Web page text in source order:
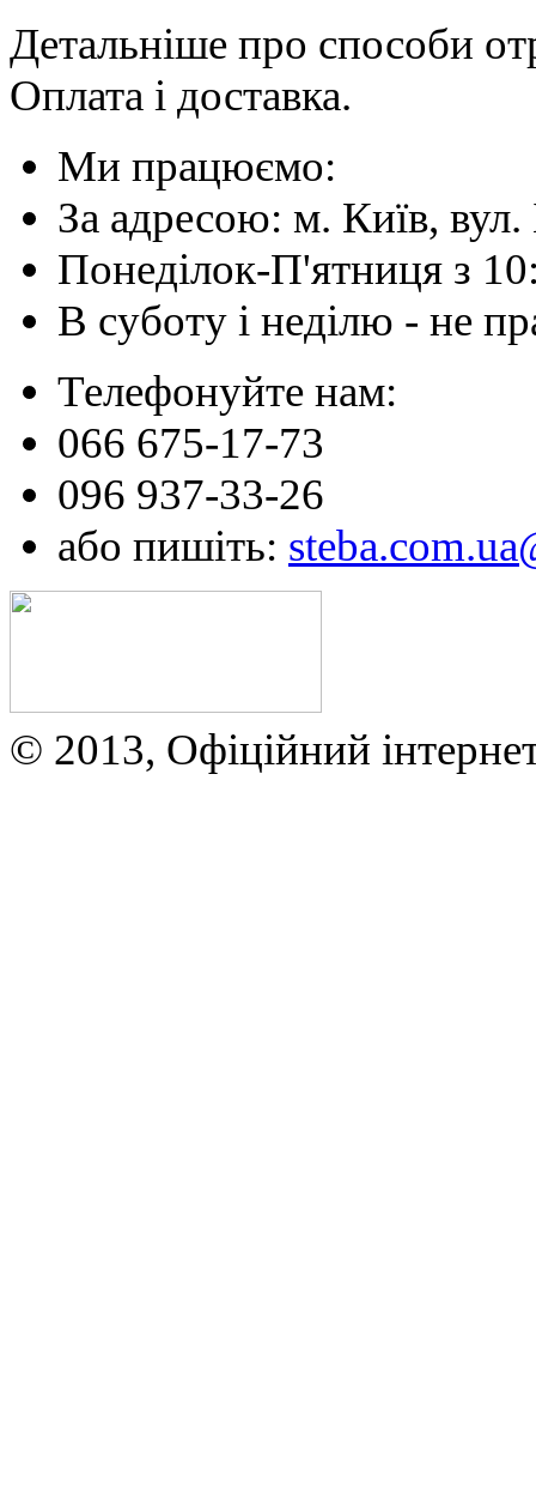
Детальніше про способи
Оплата і доставка.
Ми працюємо:
За адресою: м. Київ, вул.
Понеділок-П'ятниця з
В суботу і неділю - не
Телефонуйте нам:
066 675-17-73
096 937-33-26
або пишіть:
© 2013, Офіційний